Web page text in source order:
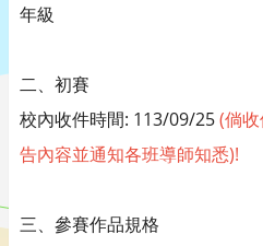
年級
二、初賽
校內收件時間: 113/09/25(倘
告內容並通知各班導師知悉)!
三、參賽作品規格